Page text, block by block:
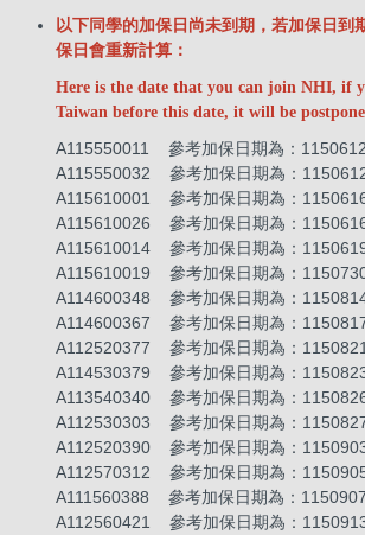
以下同學的加保日尚未到期，若加保日到
保日會重新計算：
Here is the date that you can join NHI, if
Taiwan before this date, it will be
A115550011 參考加保日期為：1150612
A115550032 參考加保日期為：
A115610001 參考加保日期為：
A115610026 參考加保日期為：
A115610014 參考加保日期為：
A115610019 參考加保日期為：
A114600348 參考加保日期為：
A114600367 參考加保日期為：
A112520377 參考加保日期為：1150821
A114530379 參考加保日期為：
A113540340 參考加保日期為：
A112530303 參考加保日期為：
A112520390 參考加保日期為：
A112570312 參考加保日期為：
A111560388 參考加保日期為：1150907
A112560421 參考加保日期為：